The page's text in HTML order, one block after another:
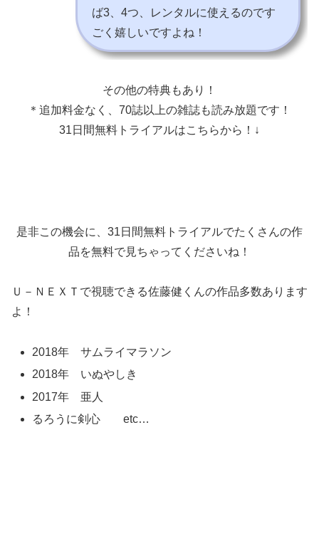
ば3、4つ、レンタルに使えるのです
ごく嬉しいですよね！
その他の特典もあり！
＊追加料金なく、70誌以上の雑誌も読み放題です！
31日間無料トライアルはこちらから！↓
是非この機会に、31日間無料トライアルでたくさんの作
品を無料で見ちゃってくださいね！
Ｕ－ＮＥＸＴで視聴できる佐藤健くんの作品多数あります
よ！
2018年 サムライマラソン
2018年 いぬやしき
2017年 亜人
るろうに剣心 etc…